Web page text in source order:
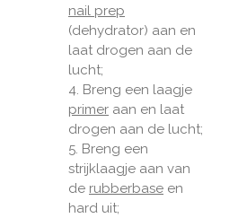
nail prep
(dehydrator) aan en
laat drogen aan de
lucht;
4. Breng een laagje
primer aan en laat
drogen aan de lucht;
5. Breng een
strijklaagje aan van
de rubberbase en
hard uit;